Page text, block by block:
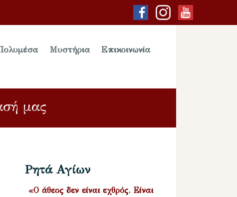
Μυστήρια Επικοινωνία
μας
Ρητά Αγίων
«Ο άθεος δεν είναι εχθρός. Είναι